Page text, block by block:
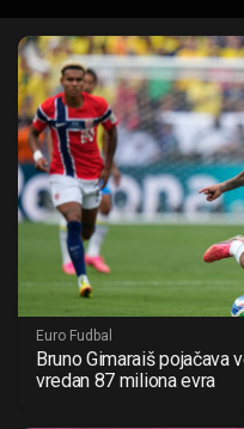
Euro Fudbal
Bruno Gimaraiš pojačava
vredan 87 miliona evra